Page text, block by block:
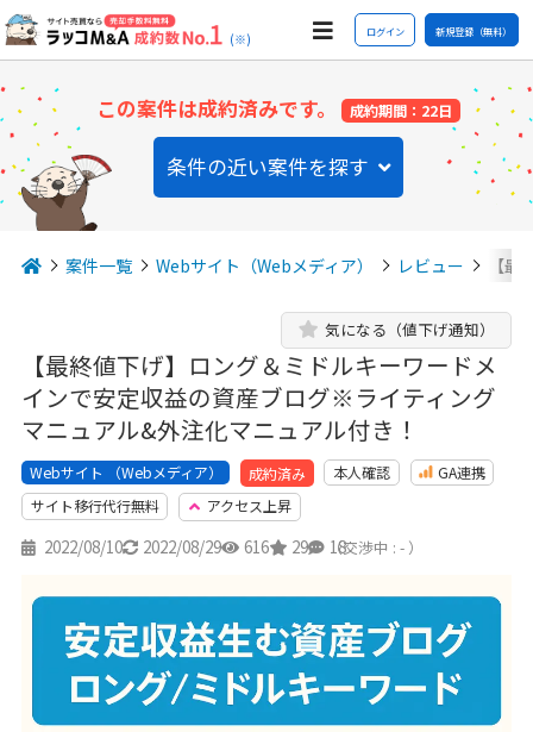
(※) ログイン 新規登録（無料）
この案件は成約済みです。 成約期間：22日
条件の近い案件を探す
案件一覧 Webサイト（Webメディア） レビュー 【
【最終値下げ】ロング＆ミドルキーワードメ
インで安定収益の資産ブログ※ライティング
マニュアル&外注化マニュアル付き！
気になる（値下げ通知）
Webサイト （Webメディア） 成約済み 本人確認
GA連携
サイト移行代行無料
アクセス上昇
2022/08/10 2022/08/29 616 29 18
（交渉中 : - ）